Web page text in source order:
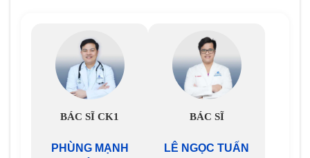
BÁC SĨ CK1
PHÙNG MẠNH
BÁC SĨ
LÊ NGỌC TUẤN